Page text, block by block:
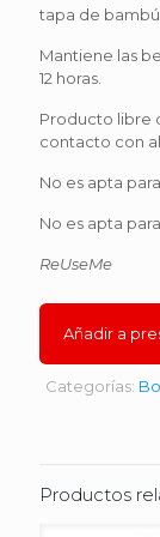
tapa de
Mantiene las
12 horas.
Producto libre
contacto con
No es apta
No es apta
ReUseMe
Añadir a
Categorías:
Productos